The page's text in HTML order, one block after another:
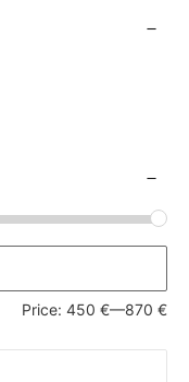
Price: 450 €—870 €